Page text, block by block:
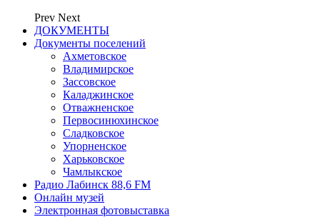
Prev Next
ДОКУМЕНТЫ
Документы поселений
Ахметовское
Владимирское
Зассовское
Каладжинское
Отважненское
Первосинюхинское
Сладковское
Упорненское
Харьковское
Чамлыкское
Радио Лабинск 88,6 FM
Онлайн музей
Электронная фотовыставка